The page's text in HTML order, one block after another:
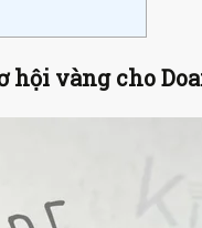
hội vàng cho